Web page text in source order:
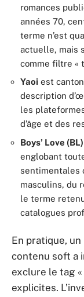
romances
années 70,
terme n’est
actuelle, mais
comme filtre «
Yaoi est
description
les
d’âge et des
Boys’ Love (BL)
englobant
sentimentales
masculins, du
le terme
catalogues
En pratique,
contenu soft a
exclure le tag
explicites.